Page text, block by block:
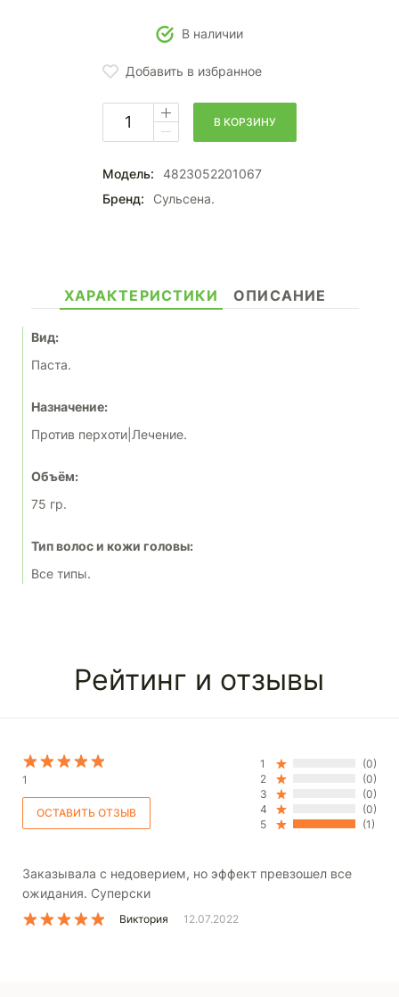
В наличии
Добавить в избранное
В КОРЗИНУ
Модель:
4823052201067
Бренд:
Сульсена.
ХАРАКТЕРИСТИКИ ОПИСАНИЕ
Вид:
Паста.
Назначение:
Против перхоти|Лечение.
Объём:
75 гр.
Тип волос и кожи головы:
Все типы.
Рейтинг и отзывы
1
1
(0)
2
(0)
3
(0)
4
(0)
5
(1)
Заказывала с недоверием, но эффект превзошел все
ожидания. Суперски
Виктория 12.07.2022